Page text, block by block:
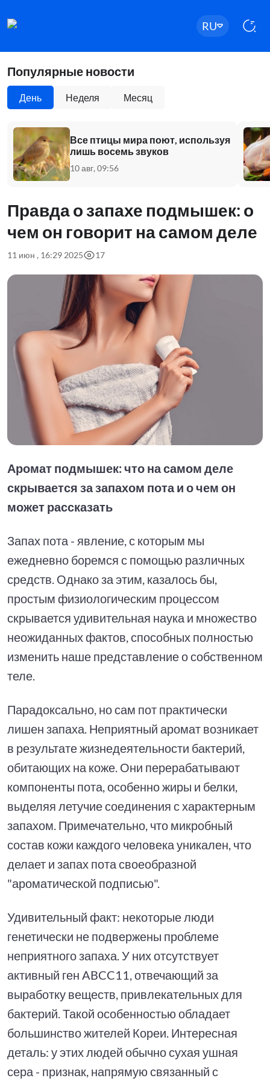
RU
Популярные новости
День Неделя Месяц
Все птицы мира поют, используя
лишь восемь звуков
10 авг, 09:56
Правда о запахе подмышек: о
чем он говорит на самом деле
11 июн , 16:29 2025 17
Аромат подмышек: что на самом деле
скрывается за запахом пота и о чем он
может рассказать
Запах пота - явление, с которым мы
ежедневно боремся с помощью различных
средств. Однако за этим, казалось бы,
простым физиологическим процессом
скрывается удивительная наука и множество
неожиданных фактов, способных полностью
изменить наше представление о собственном
теле.
Парадоксально, но сам пот практически
лишен запаха. Неприятный аромат возникает
в результате жизнедеятельности бактерий,
обитающих на коже. Они перерабатывают
компоненты пота, особенно жиры и белки,
выделяя летучие соединения с характерным
запахом. Примечательно, что микробный
состав кожи каждого человека уникален, что
делает и запах пота своеобразной
"ароматической подписью".
Удивительный факт: некоторые люди
генетически не подвержены проблеме
неприятного запаха. У них отсутствует
активный ген ABCC11, отвечающий за
выработку веществ, привлекательных для
бактерий. Такой особенностью обладает
большинство жителей Кореи. Интересная
деталь: у этих людей обычно сухая ушная
сера - признак, напрямую связанный с